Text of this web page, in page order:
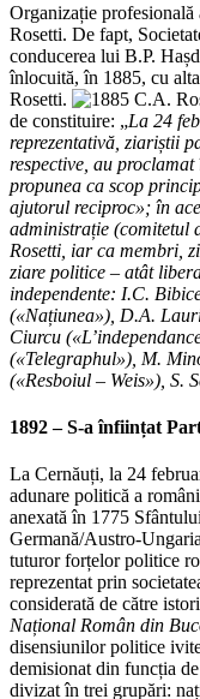
Organizație
Rosetti. De fapt,
conducerea lui B.P.
înlocuită, în 1885, cu
Rosetti.
de constituire: „La 24
reprezentativă, ziariștii
respective, au
propunea ca scop
ajutorul reciproc»; în
administrație (comitetul
Rosetti, iar ca membri,
ziare politice – atât
independente: I.C.
(«Națiunea»), D.A.
Ciurcu
(«Telegraphul»), M.
(«Resboiul – Weis»), S.
1892 – S-a înființat
La Cernăuți, la 24
adunare politică a
anexată în 1775
Germană/Austro-
tuturor forțelor politice
reprezentat prin
considerată de către
Național Român din
disensiunilor politice
demisionat din funcția
divizat în trei grupări: